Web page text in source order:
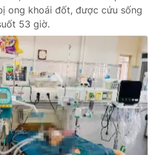
ong khoái đốt, được cứu sống
53 giờ.